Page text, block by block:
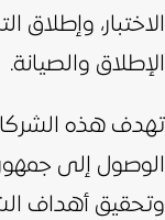
الاختبار، وإطلاق
الإطلاق والصيانة.
تهدف هذه
الوصول إلى
وتحقيق أهداف